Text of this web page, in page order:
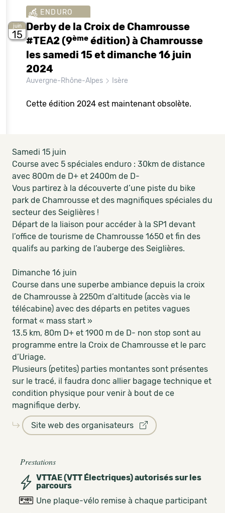
juin
15
ENDURO
Derby de la Croix de Chamrousse
#TEA2 (9ème édition) à Chamrousse
les samedi 15 et dimanche 16 juin
2024
Auvergne-Rhône-Alpes Isère
Cette édition 2024 est maintenant obsolète.
Samedi 15 juin
Course avec 5 spéciales enduro : 30km de distance
avec 800m de D+ et 2400m de D-
Vous partirez à la découverte d’une piste du bike
park de Chamrousse et des magnifiques spéciales du
secteur des Seiglières !
Départ de la liaison pour accéder à la SP1 devant
l’office de tourisme de Chamrousse 1650 et fin des
qualifs au parking de l’auberge des Seiglières.
Dimanche 16 juin
Course dans une superbe ambiance depuis la croix
de Chamrousse à 2250m d’altitude (accès via le
télécabine) avec des départs en petites vagues
format « mass start »
13.5 km, 80m D+ et 1900 m de D- non stop sont au
programme entre la Croix de Chamrousse et le parc
d’Uriage.
Plusieurs (petites) parties montantes sont présentes
sur le tracé, il faudra donc allier bagage technique et
condition physique pour venir à bout de ce
magnifique derby.
Site web des organisateurs
Prestations
VTTAE (VTT Électriques) autorisés sur les
parcours
Une plaque-vélo remise à chaque participant